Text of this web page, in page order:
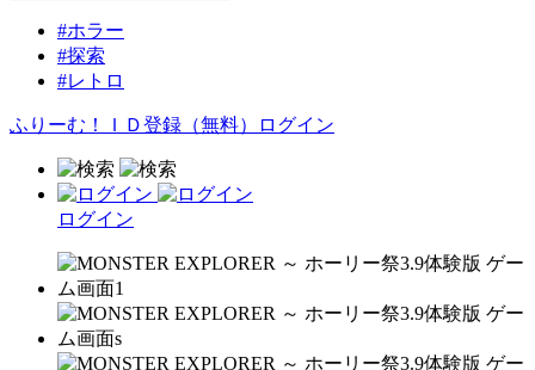
#ホラー
#探索
#レトロ
ふりーむ！ＩＤ登録（無料） ログイン
ログイン